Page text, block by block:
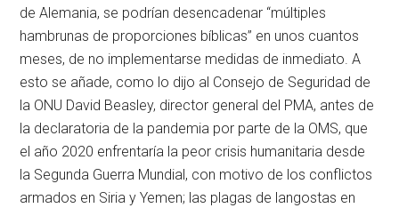
de Alemania, se podrían desencadenar “múltiples
hambrunas de proporciones bíblicas” en unos cuantos
meses, de no implementarse medidas de inmediato. A
esto se añade, como lo dijo al Consejo de Seguridad de
la ONU David Beasley, director general del PMA, antes de
la declaratoria de la pandemia por parte de la OMS, que
el año 2020 enfrentaría la peor crisis humanitaria desde
la Segunda Guerra Mundial, con motivo de los conflictos
armados en Siria y Yemen; las plagas de langostas en